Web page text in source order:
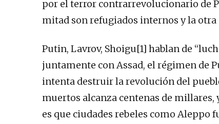
por el terror contrarrevolucionario de
mitad son refugiados internos y la
Putin, Lavrov, Shoigu[1] hablan de
juntamente con Assad, el régimen de
intenta destruir la revolución del
muertos alcanza centenas de millares,
es que ciudades rebeles como Aleppo